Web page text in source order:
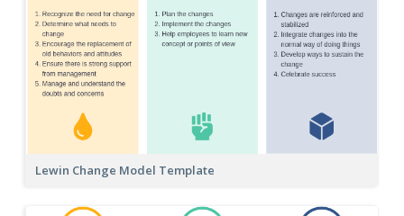
Lewin Change Model Template